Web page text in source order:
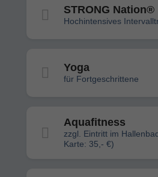
STRONG Nation®
Hochintensives
Yoga
für Fortgeschrittene
Aquafitness
zzgl. Eintritt im
Karte: 35,- €)